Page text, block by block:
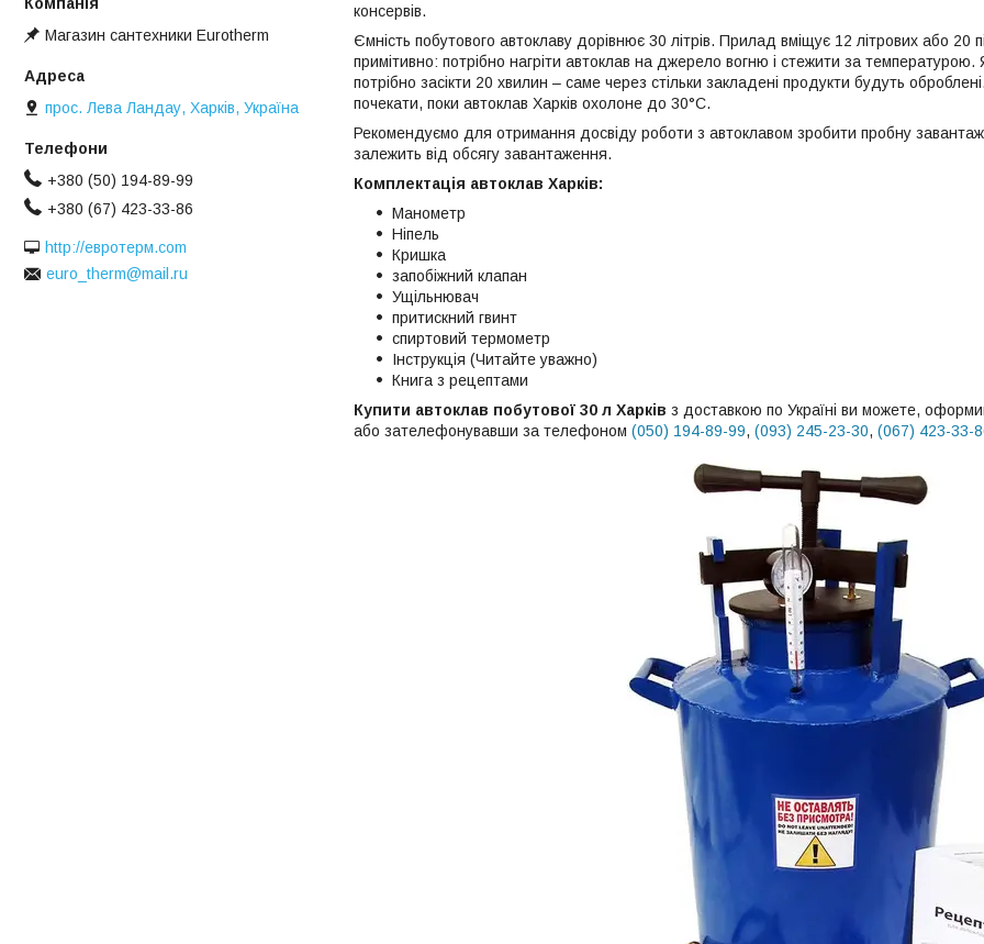
консервів.
Ємність побутового автоклаву дорівнює 30 літрів. Прилад вміщує 12 літрових або 20
примітивно: потрібно нагріти автоклав на джерело вогню і стежити за температурою.
потрібно засікти 20 хвилин – саме через стільки закладені продукти будуть
почекати, поки автоклав Харків охолоне до 30°С.
Рекомендуємо для отримання досвіду роботи з автоклавом зробити пробну
залежить від обсягу завантаження.
Комплектація автоклав Харків:
Манометр
Ніпель
Кришка
запобіжний клапан
Ущільнювач
притискний гвинт
спиртовий термометр
Інструкція (Читайте уважно)
Книга з рецептами
Купити автоклав побутової 30 л Харків з доставкою по Україні ви можете,
або зателефонувавши за телефоном (050) 194-89-99, (093) 245-23-30, (067) 423-33-
Магазин сантехники Eurotherm
прос. Лева Ландау, Харків, Україна
+380 (50) 194-89-99
+380 (67) 423-33-86
http://евротерм.com
euro_therm@mail.ru